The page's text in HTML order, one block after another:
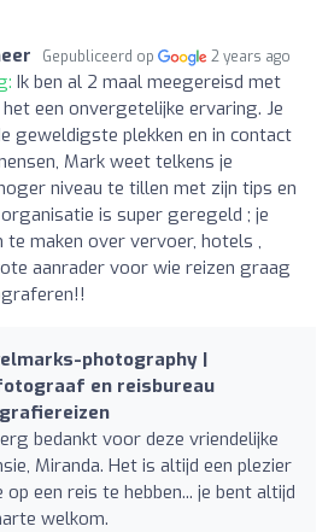
Gepubliceerd op 2 years ago
Ik ben al 2 maal meegereisd met
een onvergetelijke ervaring. Je
geweldigste plekken en in contact
Mark weet telkens je
niveau te tillen met zijn tips en
is super geregeld ; je
maken over vervoer, hotels ,
aanrader voor wie reizen graag
photography |
en reisbureau
bedankt voor deze vriendelijke
Miranda. Het is altijd een plezier
op een reis te hebben... je bent altijd
welkom.